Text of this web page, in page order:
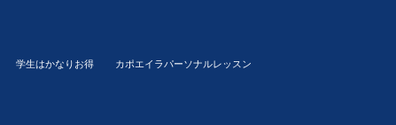
学生はかなりお得 カポエイラパーソナルレッスン